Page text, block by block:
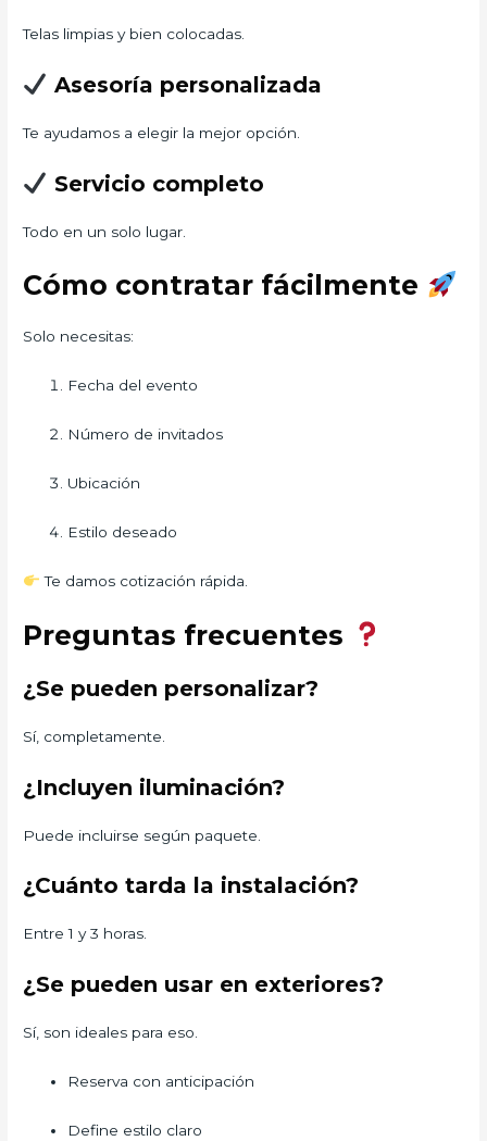
Telas limpias y bien colocadas.
Asesoría personalizada
Te ayudamos a elegir la mejor opción.
Servicio completo
Todo en un solo lugar.
Cómo contratar fácilmente
Solo necesitas:
Fecha del evento
Número de invitados
Ubicación
Estilo deseado
Te damos cotización rápida.
Preguntas frecuentes
¿Se pueden personalizar?
Sí, completamente.
¿Incluyen iluminación?
Puede incluirse según paquete.
¿Cuánto tarda la instalación?
Entre 1 y 3 horas.
¿Se pueden usar en exteriores?
Sí, son ideales para eso.
Reserva con anticipación
Define estilo claro